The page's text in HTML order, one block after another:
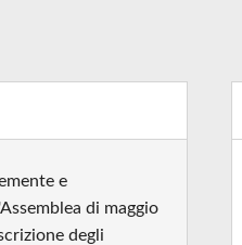
e
di maggio
degli